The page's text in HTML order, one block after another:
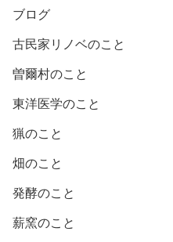
ブログ
古民家リノベのこと
曽爾村のこと
東洋医学のこと
猟のこと
畑のこと
発酵のこと
薪窯のこと